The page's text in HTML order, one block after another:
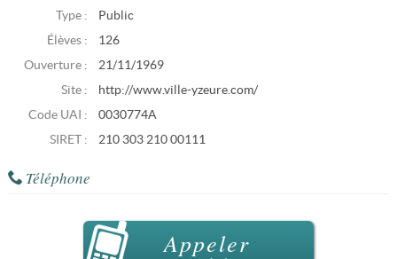
Type :
Public
Élèves :
126
Ouverture :
21/11/1969
Site :
http://www.ville-yzeure.com/
Code UAI :
0030774A
SIRET :
210 303 210 00111
Téléphone
Appeler